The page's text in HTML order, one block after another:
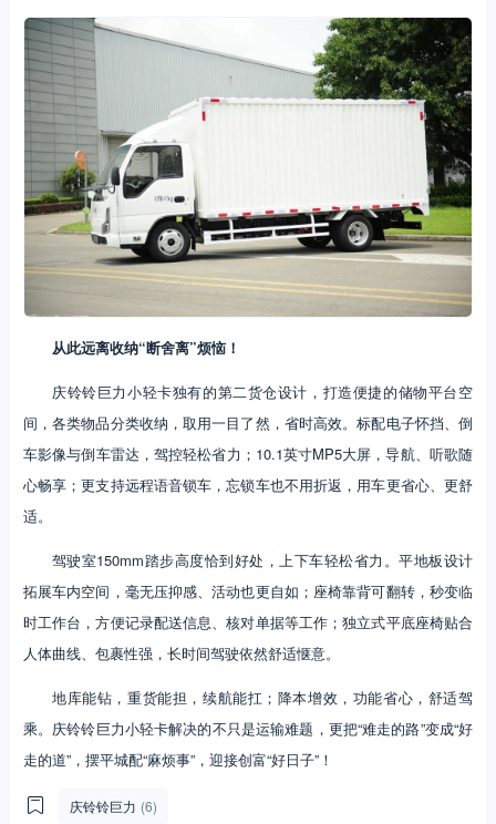
从此远离收纳“断舍离”烦恼！
庆铃铃巨力小轻卡独有的第二货仓设计，打造便捷的储物平台空
间，各类物品分类收纳，取用一目了然，省时高效。标配电子怀挡、倒
车影像与倒车雷达，驾控轻松省力；10.1英寸MP5大屏，导航、听歌随
心畅享；更支持远程语音锁车，忘锁车也不用折返，用车更省心、更舒
适。
驾驶室150mm踏步高度恰到好处，上下车轻松省力。平地板设计
拓展车内空间，毫无压抑感、活动也更自如；座椅靠背可翻转，秒变临
时工作台，方便记录配送信息、核对单据等工作；独立式平底座椅贴合
人体曲线、包裹性强，长时间驾驶依然舒适惬意。
地库能钻，重货能担，续航能扛；降本增效，功能省心，舒适驾
乘。庆铃铃巨力小轻卡解决的不只是运输难题，更把“难走的路”变成“好
走的道”，摆平城配“麻烦事”，迎接创富“好日子”！
庆铃铃巨力 (6)